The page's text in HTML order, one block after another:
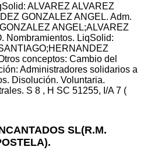
ALVAREZ ALVAREZ
GONZALEZ ANGEL. Adm.
ANGEL;ALVAREZ
Nombramientos. LiqSolid:
conceptos: Cambio del
Administradores solidarios a
Disolución. Voluntaria.
S 8 , H SC 51255, I/A 7 (
SL(R.M.